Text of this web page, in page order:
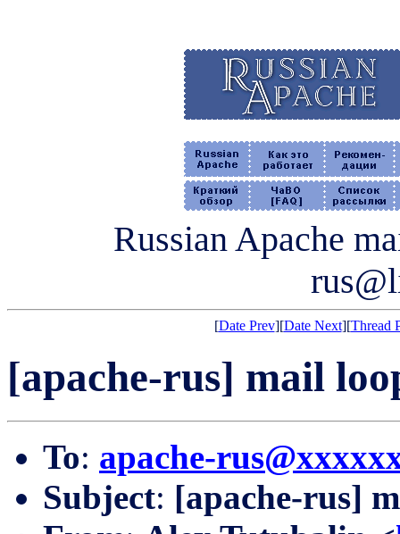
Russian Apache
[Date Prev][Date Next][Thread
[apache-rus] mail
To: apache-
Subject: [apache-rus]